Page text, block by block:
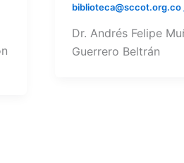
biblioteca@sccot.org.co
Dr. Andrés Felipe
Guerrero Beltrán